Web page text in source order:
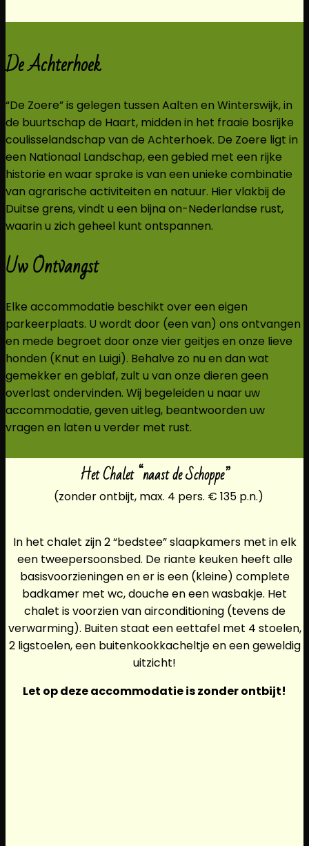
De Achterhoek
“De Zoere” is gelegen tussen Aalten en Winterswijk, in
de buurtschap de Haart, midden in het fraaie bosrijke
coulisselandschap van de Achterhoek. De Zoere ligt in
een Nationaal Landschap, een gebied met een rijke
historie en waar sprake is van een unieke combinatie
van agrarische activiteiten en natuur. Hier vlakbij de
Duitse grens, vindt u een bijna on-Nederlandse rust,
waarin u zich geheel kunt ontspannen.
Uw Ontvangst
Elke accommodatie beschikt over een eigen
parkeerplaats. U wordt door (een van) ons ontvangen
en mede begroet door onze vier geitjes en onze lieve
honden (Knut en Luigi). Behalve zo nu en dan wat
gemekker en geblaf, zult u van onze dieren geen
overlast ondervinden. Wij begeleiden u naar uw
accommodatie, geven uitleg, beantwoorden uw
vragen en laten u verder met rust.
Het Chalet “naast de Schoppe”
(zonder ontbijt, max. 4 pers. € 135 p.n.)
In het chalet zijn 2 “bedstee” slaapkamers met in elk
een tweepersoonsbed. De riante keuken heeft alle
basisvoorzieningen en er is een (kleine) complete
badkamer met wc, douche en een wasbakje. Het
chalet is voorzien van airconditioning (tevens de
verwarming). Buiten staat een eettafel met 4 stoelen,
2 ligstoelen, een buitenkookkacheltje en een geweldig
uitzicht!
Let op deze accommodatie is zonder ontbijt!